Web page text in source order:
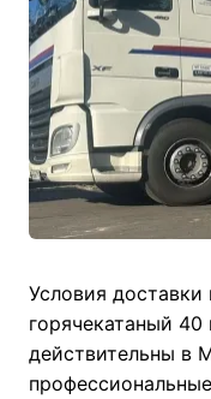
Условия
горячекатаный
действительны в